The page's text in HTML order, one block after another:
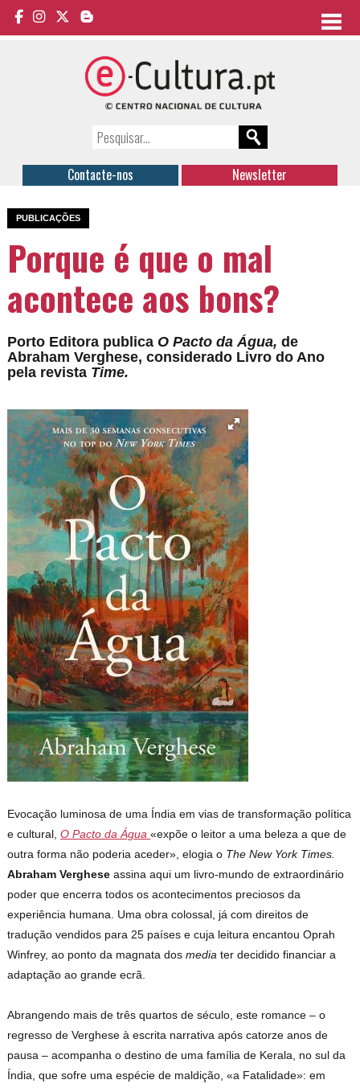
Contacte-nos Newsletter
PUBLICAÇÕES
Porque é que o mal
acontece aos bons?
Porto Editora publica O Pacto da Água,de
Abraham Verghese, considerado Livro do Ano
pela revista Time.
Evocação luminosa de uma Índia em vias de transformação política
e cultural,O Pacto da Água«expõe o leitor a uma beleza a que de
outra forma não poderia aceder», elogia o The New York Times.
Abraham Vergheseassina aqui um livro-mundo de extraordinário
poder que encerra todos os acontecimentos preciosos da
experiência humana. Uma obra colossal, já com direitos de
tradução vendidos para 25 países e cuja leitura encantou Oprah
Winfrey, ao ponto da magnata dosmediater decidido financiar a
adaptação ao grande ecrã.
Abrangendo mais de três quartos de século, este romance – o
regresso de Verghese à escrita narrativa após catorze anos de
pausa – acompanha o destino de uma família de Kerala, no sul da
Índia, que sofre uma espécie de maldição, «a Fatalidade»: em